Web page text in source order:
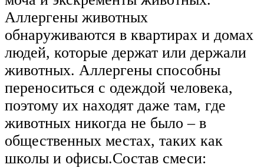
Аллергены животных
обнаруживаются в квартирах и домах
людей, которые держат или держали
животных. Аллергены способны
переноситься с одеждой человека,
поэтому их находят даже там, где
животных никогда не было – в
общественных местах, таких как
школы и офисы.Состав смеси: